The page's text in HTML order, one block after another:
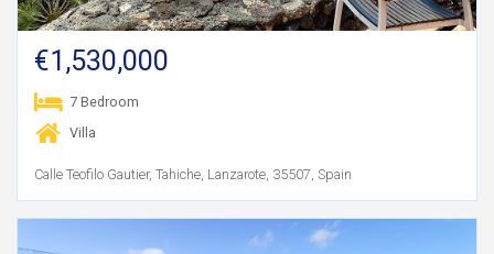
€1,530,000
7 Bedroom
Villa
Calle Teofilo Gautier, Tahiche, Lanzarote, 35507, Spain